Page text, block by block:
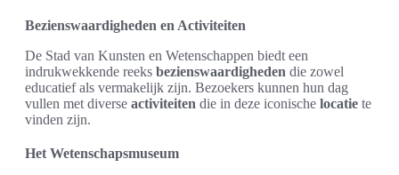
Bezienswaardigheden en Activiteiten
De Stad van Kunsten en Wetenschappen biedt een
indrukwekkende reeks bezienswaardigheden die zowel
educatief als vermakelijk zijn. Bezoekers kunnen hun dag
vullen met diverse activiteiten die in deze iconische locatie te
vinden zijn.
Het Wetenschapsmuseum